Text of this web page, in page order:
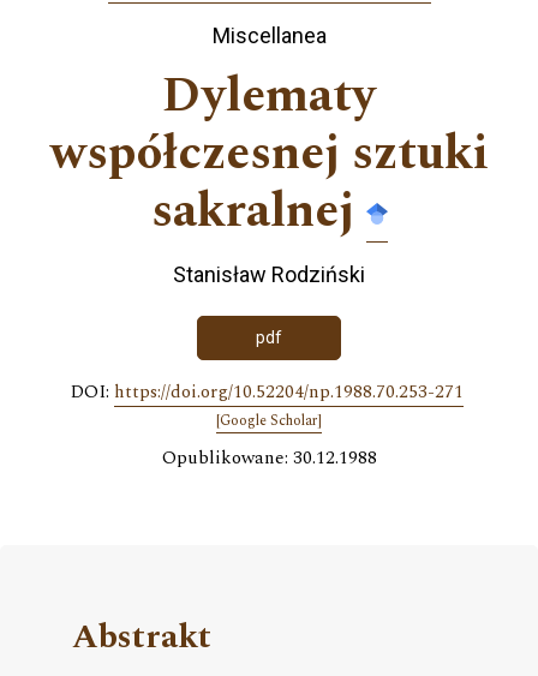
Miscellanea
Dylematy
współczesnej sztuki
sakralnej
Stanisław Rodziński
pdf
DOI: https://doi.org/10.52204/np.1988.70.253-271
[Google Scholar]
Opublikowane: 30.12.1988
Abstrakt